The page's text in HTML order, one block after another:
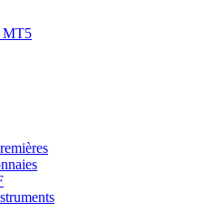
MT5